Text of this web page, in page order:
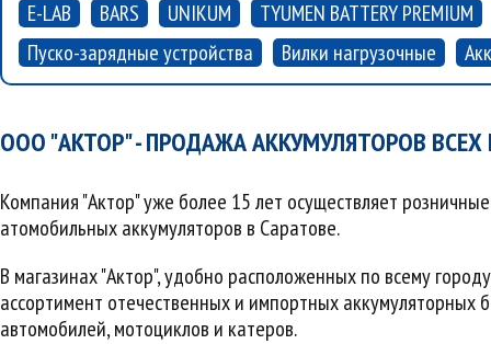
E-LAB
BARS UNIKUM
TYUMEN BATTERY PREMIUM
Пуско-зарядные устройства
Вилки нагрузочные
ООО "АКТОР" - ПРОДАЖА АККУМУЛЯТОРОВ
Компания "Актор" уже более 15 лет осуществляет
атомобильных аккумуляторов в Саратове.
В магазинах "Актор", удобно расположенных по всему
ассортимент отечественных и импортных аккумуляторных
автомобилей, мотоциклов и катеров.